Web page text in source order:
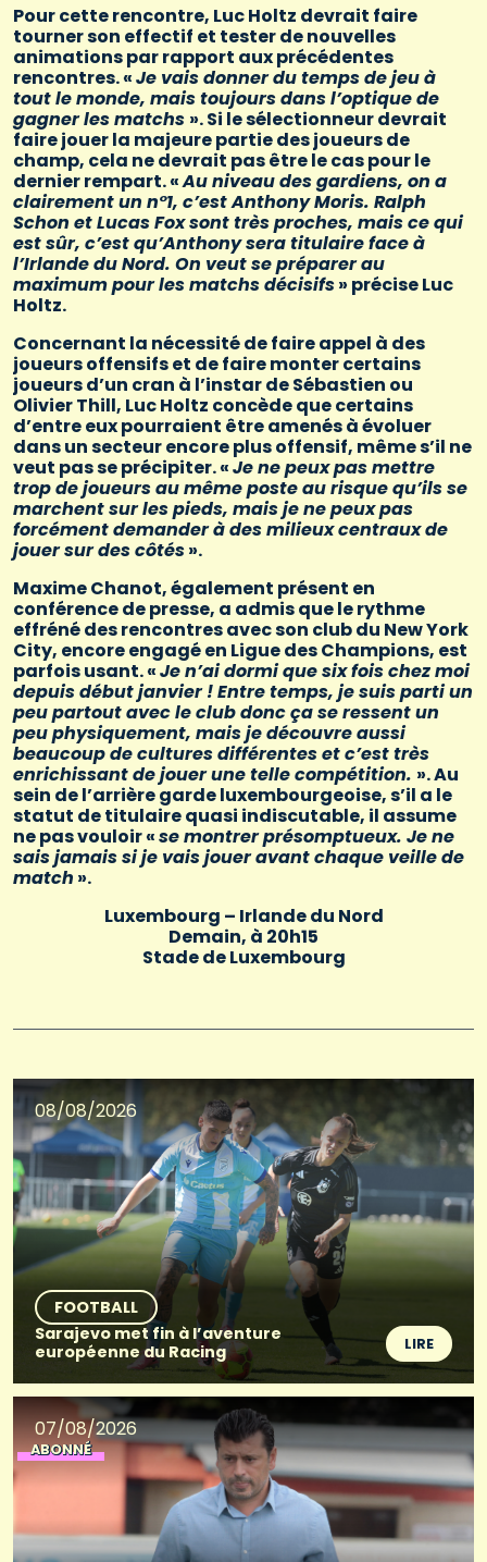
Pour cette rencontre, Luc Holtz devrait faire
tourner son effectif et tester de nouvelles
animations par rapport aux précédentes
rencontres. «Je vais donner du temps de jeu à
tout le monde, mais toujours dans l’optique de
gagner les matchs ». Si le sélectionneur devrait
faire jouer la majeure partie des joueurs de
champ, cela ne devrait pas être le cas pour le
dernier rempart. «Au niveau des gardiens, on a
clairement un n°1, c’est Anthony Moris. Ralph
Schon et Lucas Fox sont très proches, mais ce qui
est sûr, c’est qu’Anthony sera titulaire face à
l’Irlande du Nord. On veut se préparer au
maximum pour les matchs décisifs» précise Luc
Holtz.
Concernant la nécessité de faire appel à des
joueurs offensifs et de faire monter certains
joueurs d’un cran à l’instar de Sébastien ou
Olivier Thill, Luc Holtz concède que certains
d’entre eux pourraient être amenés à évoluer
dans un secteur encore plus offensif, même s’il ne
veut pas se précipiter. «Je ne peux pas mettre
trop de joueurs au même poste au risque qu’ils se
marchent sur les pieds, mais je ne peux pas
forcément demander à des milieux centraux de
jouer sur des côtés».
Maxime Chanot, également présent en
conférence de presse, a admis que le rythme
effréné des rencontres avec son club du New York
City, encore engagé en Ligue des Champions, est
parfois usant. «Je n’ai dormi que six fois chez moi
depuis début janvier ! Entre temps, je suis parti un
peu partout avec le club donc ça se ressent un
peu physiquement, mais je découvre aussi
beaucoup de cultures différentes et c’est très
enrichissant de jouer une telle compétition. ». Au
sein de l’arrière garde luxembourgeoise, s’il a le
statut de titulaire quasi indiscutable, il assume
ne pas vouloir «se montrer présomptueux. Je ne
sais jamais si je vais jouer avant chaque veille de
match ».
Luxembourg – Irlande du Nord
Demain, à 20h15
Stade de Luxembourg
08/08/2026
FOOTBALL
Sarajevo met fin à l’aventure
européenne du Racing
LIRE
07/08/2026
ABONNÉ